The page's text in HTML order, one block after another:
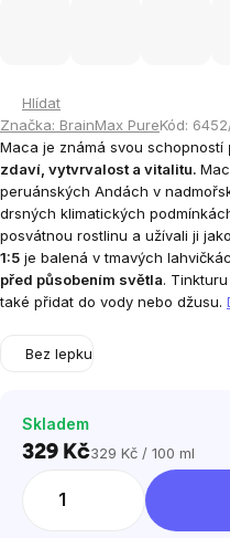
Hlídat
Značka: BrainMax PureKód:
Maca je známá svou schopností
zdaví, vytvrvalost a vitalitu.
peruánských Andách v
drsných klimatických
posvátnou rostlinu a užívali ji
1:5 je balená v tmavých
před působením světla.
také přidat do vody nebo džusu.
Bez lepku
Skladem
329 KčMěrná
329 Kč / 100 ml